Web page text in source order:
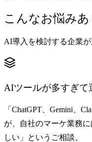
こんなお悩み
AI導入を検討する企業
AIツールが多すぎて
「ChatGPT、Gemini、
が、自社のマーケ業務
しい」というご相談。